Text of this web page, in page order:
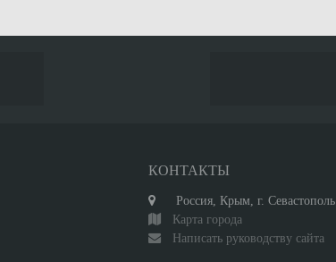
КОНТАКТЫ
Россия, Крым, г. Севастополь
Карта города
Написать руководству сайта